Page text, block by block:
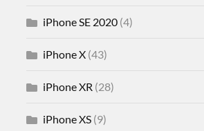
iPhone SE 2020 (4)
iPhone X (43)
iPhone XR (28)
iPhone XS (9)